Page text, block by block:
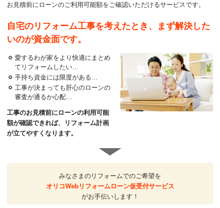
お見積前にローンのご利用可能額をご確認いただけるサービスです。
自宅のリフォーム工事を考えたとき、まず解決した
いのが資金面です。
愛するわが家をより快適にまとめ
てリフォームしたい…
手持ち資金には限度がある…
工事が決まっても肝心のローンの
審査が通るか心配…
工事のお見積前にローンの利用可能
額が確認できれば、リフォーム計画
が立てやすくなります。
みなさまのリフォームでのご希望を
オリコWebリフォームローン仮受付サービス
がお手伝いします！